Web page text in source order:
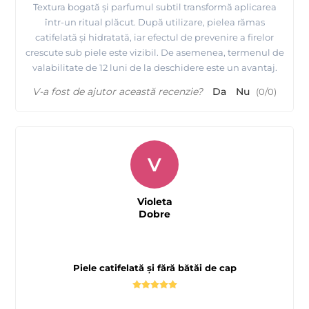
Textura bogată și parfumul subtil transformă aplicarea
într-un ritual plăcut. După utilizare, pielea rămas
catifelată și hidratată, iar efectul de prevenire a firelor
crescute sub piele este vizibil. De asemenea, termenul de
valabilitate de 12 luni de la deschidere este un avantaj.
V-a fost de ajutor această recenzie? Da Nu (0/0)
Piele catifelată și fără bătăi de cap
V
Violeta
Dobre